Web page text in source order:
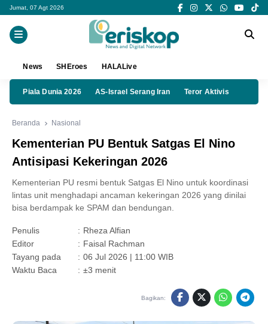
Jumat, 07 Agt 2026
News SHEroes HALALive
Piala Dunia 2026 AS-Israel Serang Iran Teror Aktivis
Beranda Nasional
Kementerian PU Bentuk Satgas El Nino
Antisipasi Kekeringan 2026
Kementerian PU resmi bentuk Satgas El Nino untuk koordinasi
lintas unit menghadapi ancaman kekeringan 2026 yang dinilai
bisa berdampak ke SPAM dan bendungan.
Penulis : Rheza Alfian
Editor
: Faisal Rachman
Tayang pada
: 06 Jul 2026 | 11:00 WIB
Waktu Baca
: ±3 menit
Bagikan: